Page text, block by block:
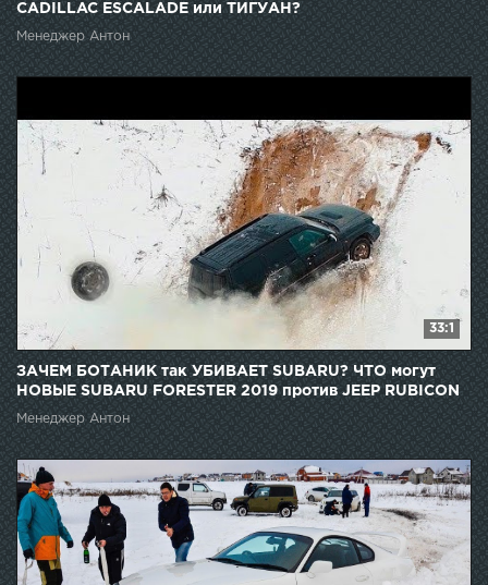
CADILLAC ESCALADE или ТИГУАН?
Менеджер Антон
33:1
ЗАЧЕМ БОТАНИК так УБИВАЕТ SUBARU? ЧТО могут
НОВЫЕ SUBARU FORESTER 2019 против JEEP RUBICON
Менеджер Антон